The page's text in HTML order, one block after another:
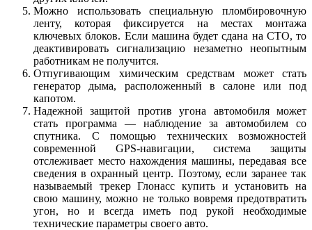
Можно использовать специальную пломбировочную
ленту, которая фиксируется на местах монтажа
ключевых блоков. Если машина будет сдана на СТО, то
деактивировать сигнализацию незаметно неопытным
работникам не получится.
Отпугивающим химическим средствам может стать
генератор дыма, расположенный в салоне или под
капотом.
Надежной защитой против угона автомобиля может
стать программа — наблюдение за автомобилем со
спутника. С помощью технических возможностей
современной GPS-навигации, система защиты
отслеживает место нахождения машины, передавая все
сведения в охранный центр. Поэтому, если заранее так
называемый трекер Глонасс купить и установить на
свою машину, можно не только вовремя предотвратить
угон, но и всегда иметь под рукой необходимые
технические параметры своего авто.